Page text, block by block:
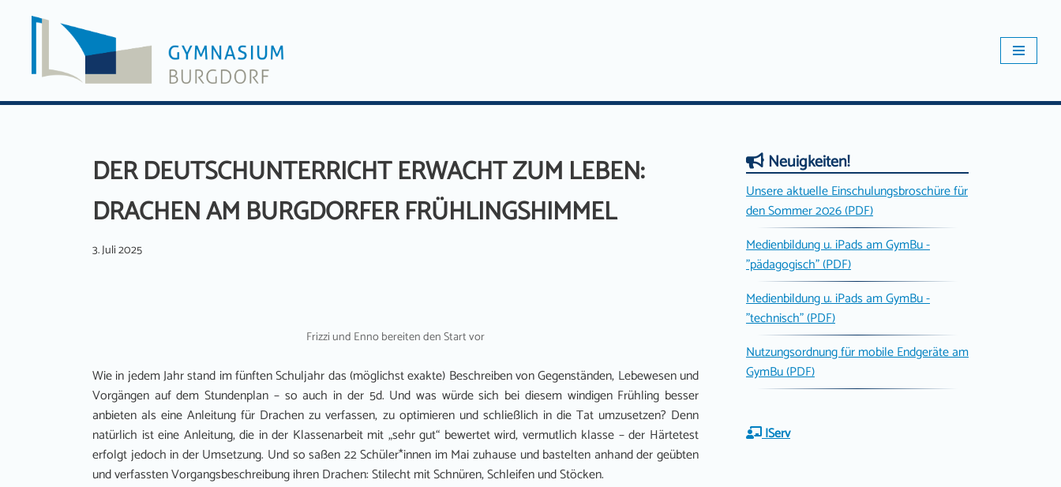
springen
DER DEUTSCHUNTERRICHT ERWACHT ZUM LEBEN:
DRACHEN AM BURGDORFER FRÜHLINGSHIMMEL
3. Juli 2025
Frizzi und Enno bereiten den Start vor
Wie in jedem Jahr stand im fünften Schuljahr das (möglichst exakte) Beschreiben von Gegenständen, Lebewesen und
Vorgängen auf dem Stundenplan – so auch in der 5d. Und was würde sich bei diesem windigen Frühling besser
anbieten als eine Anleitung für Drachen zu verfassen, zu optimieren und schließlich in die Tat umzusetzen? Denn
natürlich ist eine Anleitung, die in der Klassenarbeit mit „sehr gut“ bewertet wird, vermutlich klasse – der Härtetest
erfolgt jedoch in der Umsetzung. Und so saßen 22 Schüler*innen im Mai zuhause und bastelten anhand der geübten
und verfassten Vorgangsbeschreibung ihren Drachen: Stilecht mit Schnüren, Schleifen und Stöcken.
Neuigkeiten!
Unsere aktuelle Einschulungsbroschüre für
den Sommer 2026 (PDF)
Medienbildung u. iPads am GymBu -
"pädagogisch" (PDF)
Medienbildung u. iPads am GymBu -
"technisch" (PDF)
Nutzungsordnung für mobile Endgeräte am
GymBu (PDF)
IServ